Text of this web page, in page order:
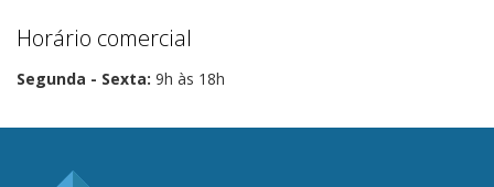
Horário comercial
Segunda - Sexta: 9h às 18h